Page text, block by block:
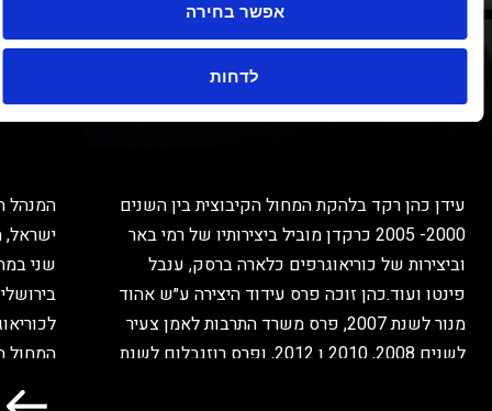
אפשר בחירה
לדחות
עידן כהן רקד בלהקת המחול הקיבוצית בין השנים
2000- 2005 כרקדן מוביל ביצירותיו של רמי באר
וביצירות של כוריאוגרפים כלארה ברסק, ענבל
פינטו ועוד.כהן זוכה פרס עידוד היצירה ע״ש אהוד
מנור לשנת 2007, פרס משרד התרבות לאמן צעיר
לשנים 2008, 2010 ו 2012, ופרס רוזנבלום לשנת
המנהל
ישראל,
שני
המחול
עבודות